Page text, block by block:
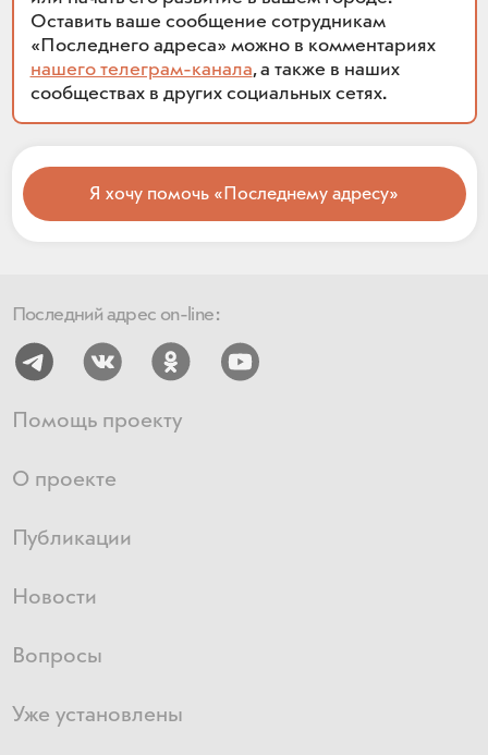
Оставить ваше сообщение сотрудникам
«Последнего адреса» можно в комментариях
нашего телеграм-канала, а также в наших
сообществах в других социальных сетях.
Я хочу помочь «Последнему адресу»
Последний адрес on-line:
Помощь проекту
О проекте
Публикации
Новости
Вопросы
Уже установлены